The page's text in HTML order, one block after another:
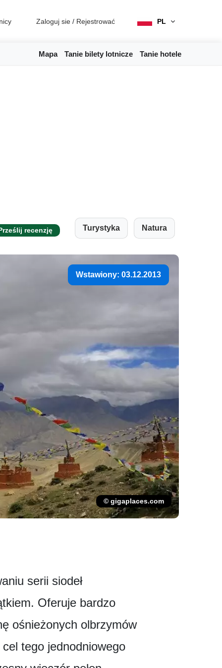
Zaloguj sie / Rejestrować PL
Mapa Tanie bilety lotnicze Tanie hotele
recenzję Turystyka Natura
Wstawiony: 03.12.2013
© gigaplaces.com
serii siodeł
Oferuje bardzo
ośnieżonych olbrzymów
tego jednodniowego